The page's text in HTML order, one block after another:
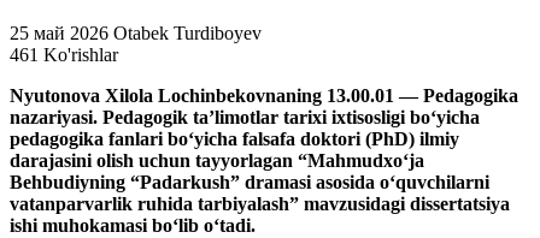
25 май 2026 Otabek Turdiboyev
461 Ko'rishlar
Nyutonova Xilola Lochinbekovnaning 13.00.01 — Pedagogika
nazariyasi. Pedagogik ta’limotlar tarixi ixtisosligi bo‘yicha
pedagogika fanlari bo‘yicha falsafa doktori (PhD) ilmiy
darajasini olish uchun tayyorlagan “Mahmudxo‘ja
Behbudiyning “Padarkush” dramasi asosida o‘quvchilarni
vatanparvarlik ruhida tarbiyalash” mavzusidagi dissertatsiya
ishi muhokamasi bo‘lib o‘tadi.